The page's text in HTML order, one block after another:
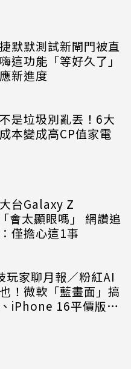
默默測試新閘門被直
這功能「等好久了」
新進度
是垃圾別亂丟！6大
本變成高CP值家電
台Galaxy Z
會太顯眼嗎」 網讚追
僅擔心這1事
玩家聊月報／粉紅AI
！微軟「藍畫面」搞
iPhone 16平價版必